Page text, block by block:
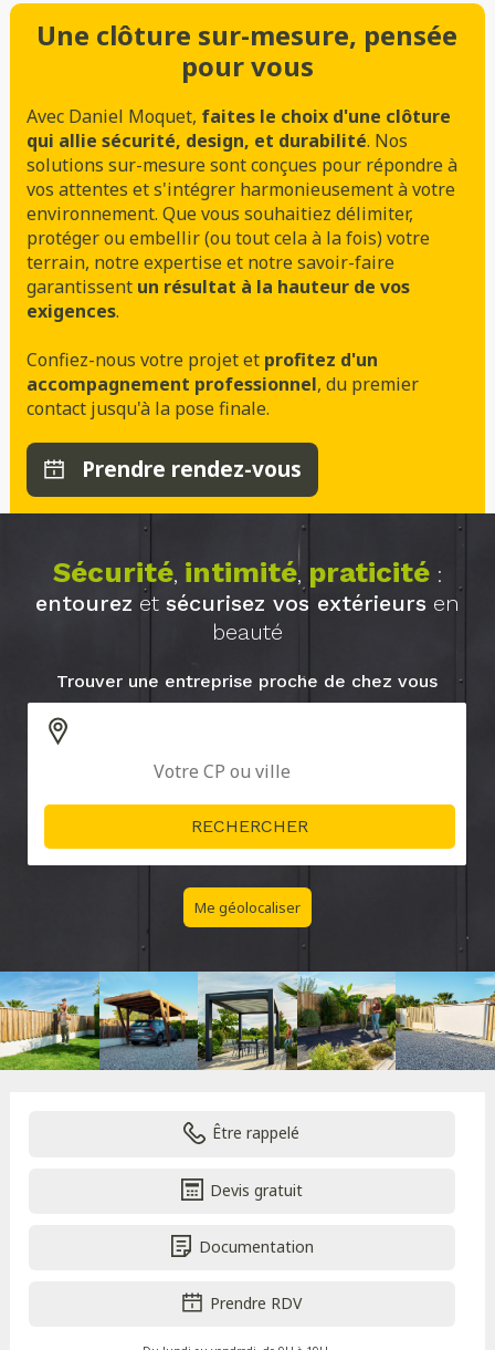
Une clôture sur-mesure, pensée
pour vous
Avec Daniel Moquet, faites le choix d'une clôture
qui allie sécurité, design, et durabilité. Nos
solutions sur-mesure sont conçues pour répondre à
vos attentes et s'intégrer harmonieusement à votre
environnement. Que vous souhaitiez délimiter,
protéger ou embellir (ou tout cela à la fois) votre
terrain, notre expertise et notre savoir-faire
garantissent un résultat à la hauteur de vos
exigences.
Confiez-nous votre projet et profitez d'un
accompagnement professionnel, du premier
contact jusqu'à la pose finale.
Prendre rendez-vous
Sécurité, intimité, praticité:
entourez et sécurisez vos extérieurs en
beauté
Trouver une entreprise proche de chez vous
Me géolocaliser
Être rappelé
Devis gratuit
Documentation
Prendre RDV